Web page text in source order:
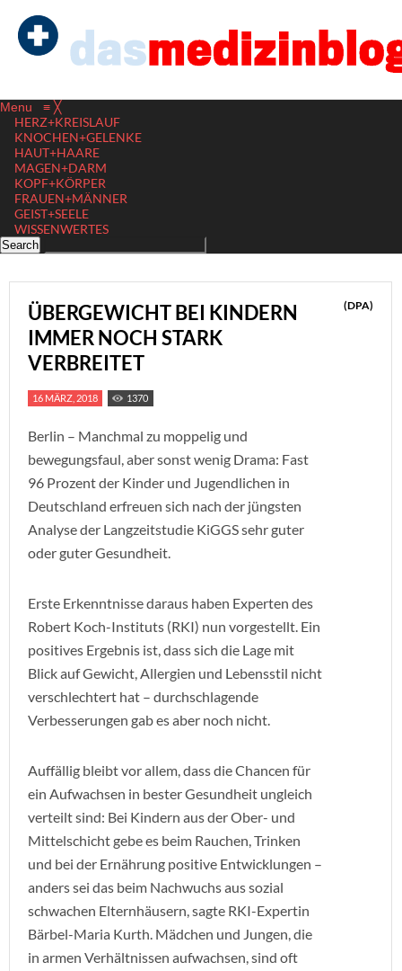
Menu ≡ ╳
HERZ+KREISLAUF
KNOCHEN+GELENKE
HAUT+HAARE
MAGEN+DARM
KOPF+KÖRPER
FRAUEN+MÄNNER
GEIST+SEELE
WISSENWERTES
ÜBERGEWICHT BEI KINDERN
IMMER NOCH STARK
VERBREITET
(DPA)
16 MÄRZ, 2018 1370
Berlin – Manchmal zu moppelig und
bewegungsfaul, aber sonst wenig Drama: Fast
96 Prozent der Kinder und Jugendlichen in
Deutschland erfreuen sich nach der jüngsten
Analyse der Langzeitstudie KiGGS sehr guter
oder guter Gesundheit.
Erste Erkenntnisse daraus haben Experten des
Robert Koch-Instituts (RKI) nun vorgestellt. Ein
positives Ergebnis ist, dass sich die Lage mit
Blick auf Gewicht, Allergien und Lebensstil nicht
verschlechtert hat – durchschlagende
Verbesserungen gab es aber noch nicht.
Auffällig bleibt vor allem, dass die Chancen für
ein Aufwachsen in bester Gesundheit ungleich
verteilt sind: Bei Kindern aus der Ober- und
Mittelschicht gebe es beim Rauchen, Trinken
und bei der Ernährung positive Entwicklungen –
anders sei das beim Nachwuchs aus sozial
schwachen Elternhäusern, sagte RKI-Expertin
Bärbel-Maria Kurth. Mädchen und Jungen, die
in armen Verhältnissen aufwachsen, sind oft